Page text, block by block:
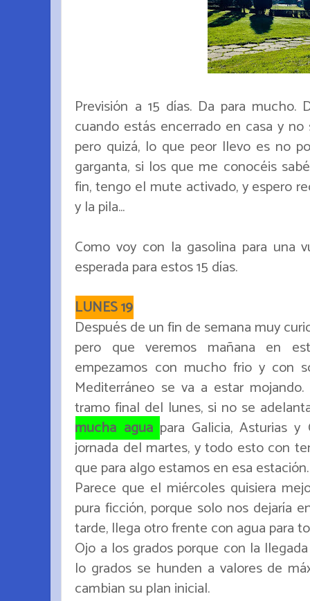
Previsión a 15 días. Da para
cuando estás encerrado en casa y
pero quizá, lo que peor llevo es no
garganta, si los que me conocéis
fin, tengo el mute activado, y espero
y la pila...
Como voy con la gasolina para una
esperada para estos 15 días.
LUNES 19
Después de un fin de semana muy
pero que veremos mañana en
empezamos con mucho frio y con
Mediterráneo se va a estar
tramo final del lunes, si no se
mucha agua para Galicia, Asturias
jornada del martes, y todo esto con
que para algo estamos en esa estación.
Parece que el miércoles quisiera
pura ficción, porque solo nos dejaría
tarde, llega otro frente con agua para
Ojo a los grados porque con la
lo grados se hunden a valores de
cambian su plan inicial.